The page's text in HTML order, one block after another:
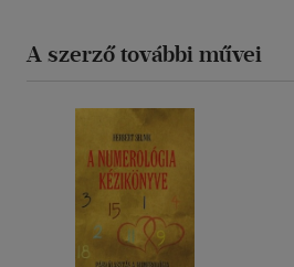
A szerző további művei